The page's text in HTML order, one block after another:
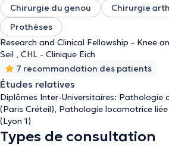
Chirurgie du genou
Chirurgie
Prothèses
Research and Clinical Fellowship - Knee
Seil , CHL - Clinique Eich
7 recommandation des patients
Études relatives
Diplômes Inter-Universitaires: Pathologie
(Paris Créteil), Pathologie locomotrice
(Lyon 1)
Types de consultation